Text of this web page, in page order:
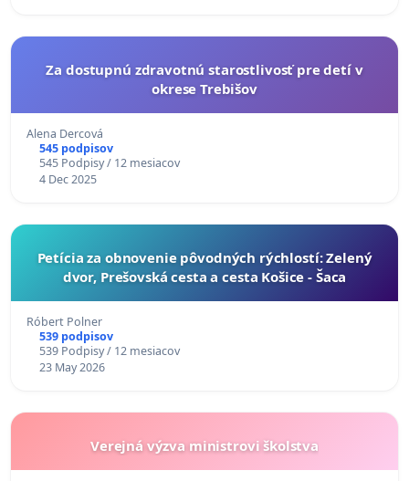
Za dostupnú zdravotnú starostlivosť pre detí v
okrese Trebišov
Alena Dercová
545 podpisov
545 Podpisy / 12 mesiacov
4 Dec 2025
​Petícia za obnovenie pôvodných rýchlostí: Zelený
dvor, Prešovská cesta a cesta Košice - Šaca
Róbert Polner
539 podpisov
539 Podpisy / 12 mesiacov
23 May 2026
Verejná výzva ministrovi školstva